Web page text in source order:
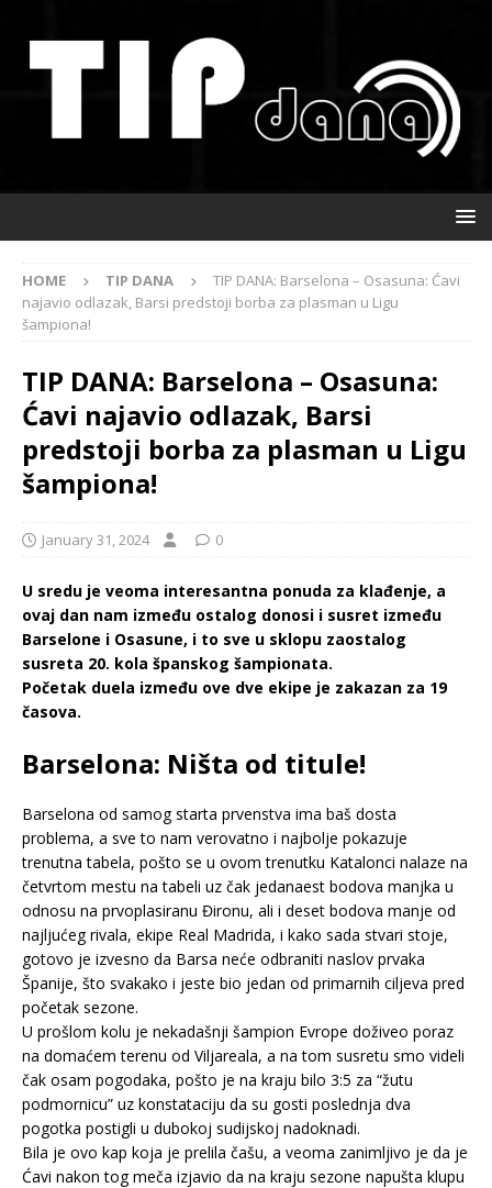
HOME TIP DANA
TIP DANA: Barselona – Osasuna: Ćavi
najavio odlazak, Barsi predstoji borba za plasman u Ligu
šampiona!
TIP DANA: Barselona – Osasuna:
Ćavi najavio odlazak, Barsi
predstoji borba za plasman u Ligu
šampiona!
January 31, 2024 0
U sredu je veoma interesantna ponuda za klađenje, a
ovaj dan nam između ostalog donosi i susret između
Barselone i Osasune, i to sve u sklopu zaostalog
susreta 20. kola španskog šampionata.
Početak duela između ove dve ekipe je zakazan za 19
časova.
Barselona: Ništa od titule!
Barselona od samog starta prvenstva ima baš dosta
problema, a sve to nam verovatno i najbolje pokazuje
trenutna tabela, pošto se u ovom trenutku Katalonci nalaze na
četvrtom mestu na tabeli uz čak jedanaest bodova manjka u
odnosu na prvoplasiranu Đironu, ali i deset bodova manje od
najljućeg rivala, ekipe Real Madrida, i kako sada stvari stoje,
gotovo je izvesno da Barsa neće odbraniti naslov prvaka
Španije, što svakako i jeste bio jedan od primarnih ciljeva pred
početak sezone.
U prošlom kolu je nekadašnji šampion Evrope doživeo poraz
na domaćem terenu od Viljareala, a na tom susretu smo videli
čak osam pogodaka, pošto je na kraju bilo 3:5 za “žutu
podmornicu” uz konstataciju da su gosti poslednja dva
pogotka postigli u dubokoj sudijskoj nadoknadi.
Bila je ovo kap koja je prelila čašu, a veoma zanimljivo je da je
Ćavi nakon tog meča izjavio da na kraju sezone napušta klupu